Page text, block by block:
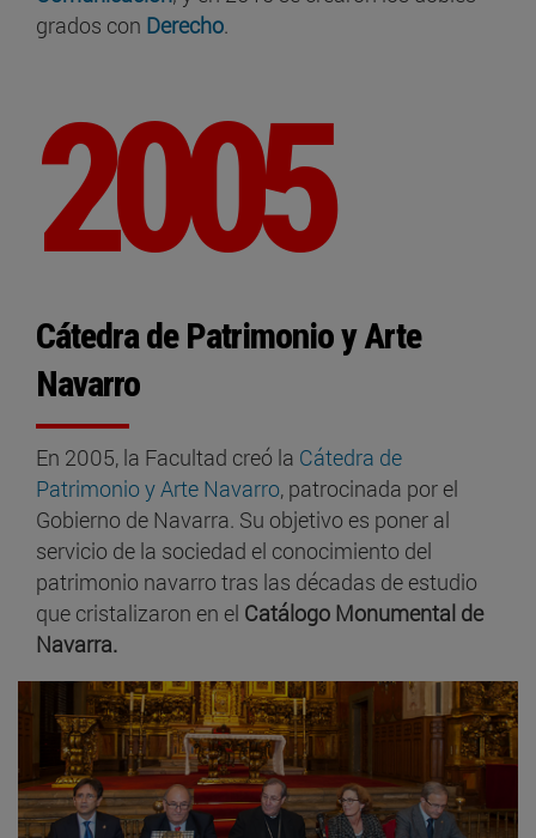
grados con Derecho.
2005
Cátedra de Patrimonio y Arte
Navarro
En 2005, la Facultad creó la Cátedra de
Patrimonio y Arte Navarro, patrocinada por el
Gobierno de Navarra. Su objetivo es poner al
servicio de la sociedad el conocimiento del
patrimonio navarro tras las décadas de estudio
que cristalizaron en el Catálogo Monumental de
Navarra.